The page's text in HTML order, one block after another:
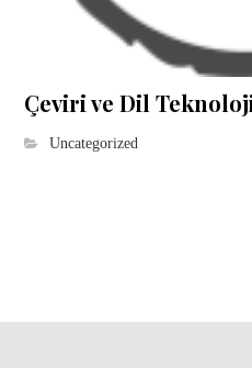
Çeviri ve Dil
Uncategorized